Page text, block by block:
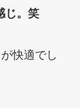
じ。笑
快適でし